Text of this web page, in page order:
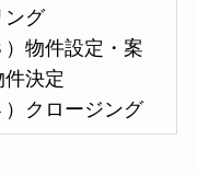
ング
）物件設定・案
件決定
）クロージング